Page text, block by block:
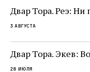
Двар Тора. Реэ: Ни
3 августа
Двар Тора. Экев:
28 июля